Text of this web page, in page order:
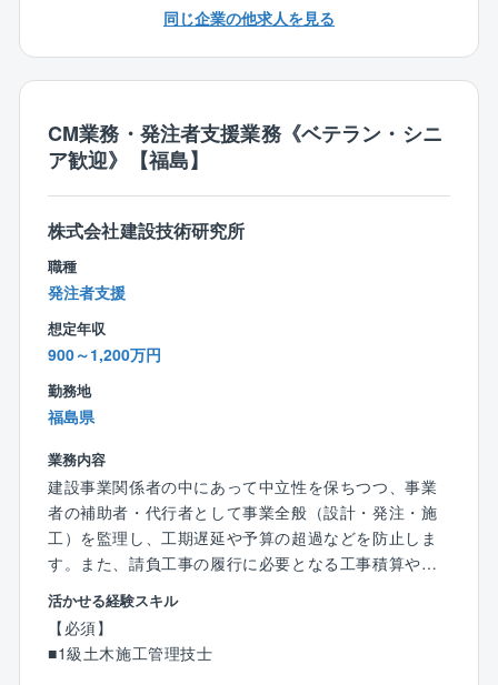
館）・医療施設・教育施設・公共施設（官公庁他）等
■同社の魅力
く、ミドル層の方が多く活躍されています。
また、技術的な検証については、ベテラン社員がアド
バイザーとなって指導する組織体制ができています。
＜より上流工程から携わることが可能＞
同社のプロジェクトマネジメントは、建物を建てるこ
とがゴールではなく、顧客の事業計画から携わりま
す。
例）地域のプロバスケットチームがアリーナを建設し
建物をいくらで建てるということだけではなく、試合
が無い日にアリーナにどのようなイベントを呼び込む
か、年間の収益性を検討し、提案することで、顧客の
事業を成立させるための提案を行います。
＜テレワークについて＞
上限週2日（出社比率60%程度）但し入社1年未満の方
は週1日まで
＜フレックス＞
コアタイムありフレックス制
■公共事業、大規模災害の復旧・復興事業における工事
監督の支援
国土交通省や自治体の発注者支援業務、CM／PM・事
業促進PPP業務、NEXCOの施工管理業務などの現場業
【具体的には】
■国土交通省や自治体などの発注者支援業務
務
■NEXCOなどの施工管理業務
などの現場業務に携わっていただきます。
現場経験を「技術士」への近道に！
「作る側」から「発注者支援」へ：国交省案件が50％
あなたの現場経験が、実現可能な技術提案として最大
の武器になります。
資格取得の最適解：業界トップクラスの技術力が集
結。「現場の忙しさで諦めていた」技術士取得を、豊
同じ企業の他求人を見る
CM業務・発注者支援業務《ベテラン・シニ
ア歓迎》【福島】
株式会社建設技術研究所
職種
発注者支援
想定年収
900～1,200万円
勤務地
福島県
業務内容
建設事業関係者の中にあって中立性を保ちつつ、事業
者の補助者・代行者として事業全般（設計・発注・施
工）を監理し、工期遅延や予算の超過などを防止しま
す。また、請負工事の履行に必要となる工事積算や技
術資料作成、施工状況の照合・確認、工事検査への臨
場などの工事監督を実施します。
資格・経験を活かして年収アップを目指せます！
エリア：福島
活かせる経験スキル
【必須】
■1級土木施工管理技士